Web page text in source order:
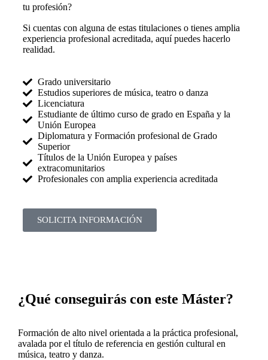
tu profesión?
Si cuentas con alguna de estas titulaciones o tienes amplia
experiencia profesional acreditada, aquí puedes hacerlo
realidad.
Grado universitario
Estudios superiores de música, teatro o danza
Licenciatura
Estudiante de último curso de grado en España y la
Unión Europea
Diplomatura y Formación profesional de Grado
Superior
Títulos de la Unión Europea y países
extracomunitarios
Profesionales con amplia experiencia acreditada
SOLICITA INFORMACIÓN
¿Qué conseguirás con este Máster?
Formación de alto nivel orientada a la práctica profesional,
avalada por el título de referencia en gestión cultural en
música, teatro y danza.